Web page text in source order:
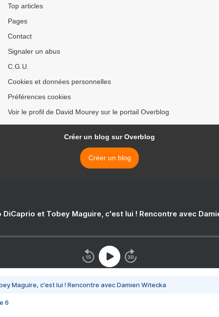
Top articles
Pages
Contact
Signaler un abus
C.G.U.
Cookies et données personnelles
Préférences cookies
Voir le profil de David Mourey sur le portail Overblog
Créer un blog sur Overblog
Créer un blog
DiCaprio et Tobey Maguire, c'est lui ! Rencontre avec
Maguire, c'est lui ! Rencontre avec Damien Witecka
6